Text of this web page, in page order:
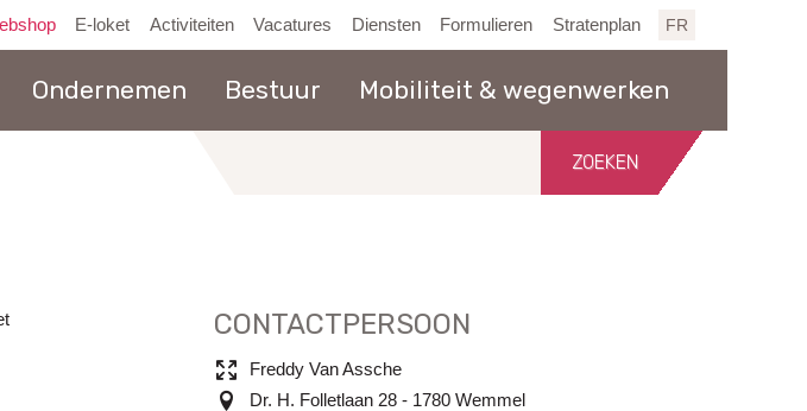
E-loket Activiteiten Vacatures Diensten Formulieren Stratenplan FR
Ondernemen Bestuur Mobiliteit & wegenwerken
CONTACTPERSOON
naamFreddy Van Assche
adresDr. H. Folletlaan 28 - 1780 Wemmel